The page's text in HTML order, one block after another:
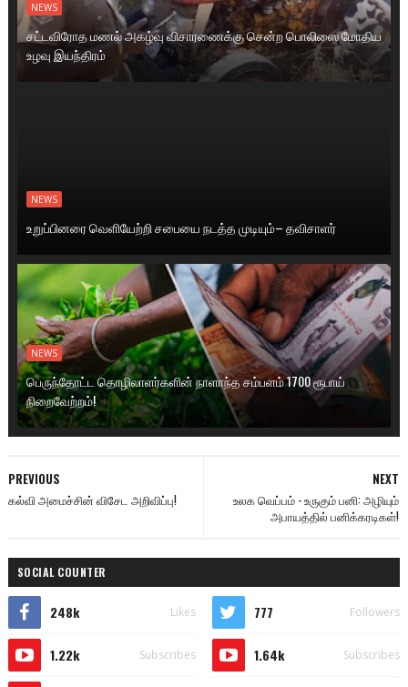
NEWS
சட்டவிரோத மணல் அகழ்வு விசாரணைக்கு சென்ற பொலிஸை மோதிய
உழவு இயந்திரம்
NEWS
உறுப்பினரை வெளியேற்றி சபையை நடத்த முடியும்– தவிசாளர்
NEWS
பெருந்தோட்ட தொழிலாளர்களின் நாளாந்த சம்பளம் 1700 ரூபாய்
நிறைவேற்றம்!
NEXT
உலக வெப்பம் - உருகும் பனி: அழியும்
அபாயத்தில் பனிக்கரடிகள்!
PREVIOUS
கல்வி அமைச்சின் விசேட அறிவிப்பு!
SOCIAL COUNTER
248k Likes 777 Followers
1.22k Subscribes 1.64k Subscribes